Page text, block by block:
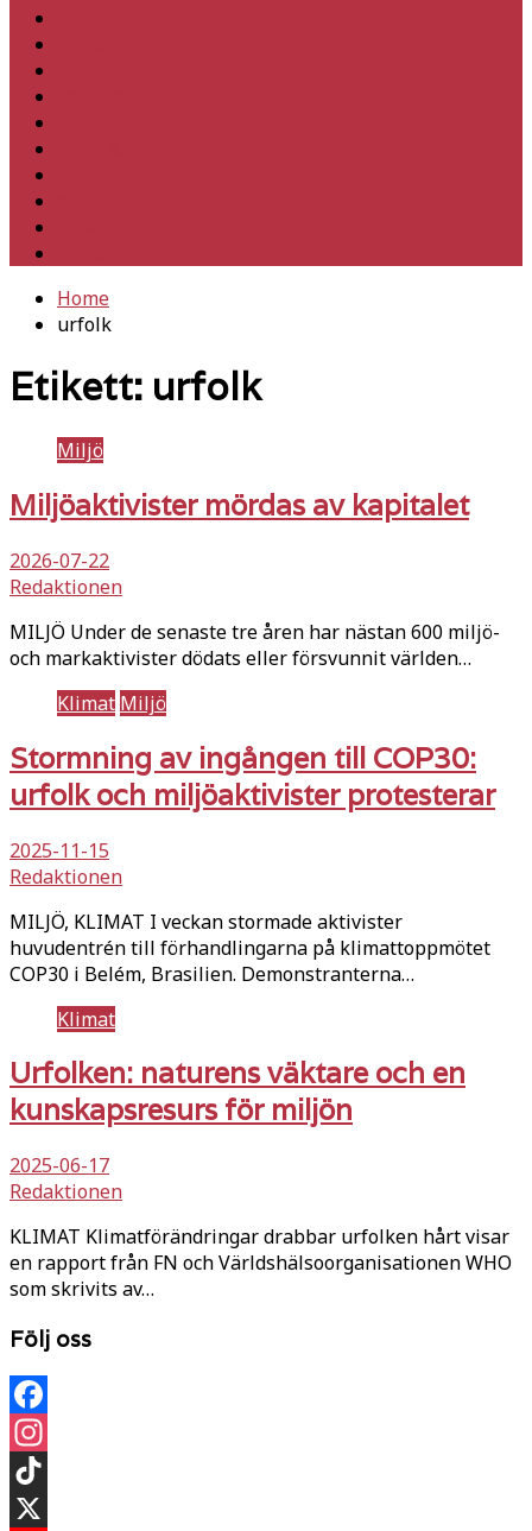
Home
urfolk
Etikett: urfolk
Miljö
Miljöaktivister mördas av kapitalet
2026-07-22
Redaktionen
MILJÖ Under de senaste tre åren har nästan 600 miljö-
och markaktivister dödats eller försvunnit världen…
Klimat Miljö
Stormning av ingången till COP30:
urfolk och miljöaktivister protesterar
2025-11-15
Redaktionen
MILJÖ, KLIMAT I veckan stormade aktivister
huvudentrén till förhandlingarna på klimattoppmötet
COP30 i Belém, Brasilien. Demonstranterna…
Klimat
Urfolken: naturens väktare och en
kunskapsresurs för miljön
2025-06-17
Redaktionen
KLIMAT Klimatförändringar drabbar urfolken hårt visar
en rapport från FN och Världshälsoorganisationen WHO
som skrivits av…
Följ oss
Facebook
Instagram
TikTok